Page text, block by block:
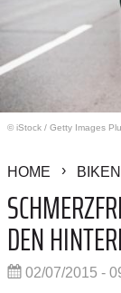
© iStock / Getty Images
HOME BIKEN
DEN
02/07/2015 -